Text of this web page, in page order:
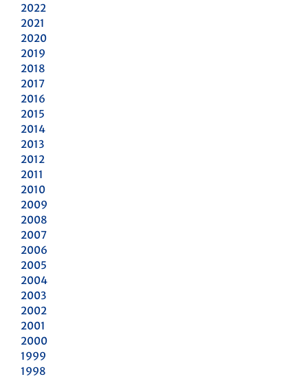
2022
2021
2020
2019
2018
2017
2016
2015
2014
2013
2012
2011
2010
2009
2008
2007
2006
2005
2004
2003
2002
2001
2000
1999
1998